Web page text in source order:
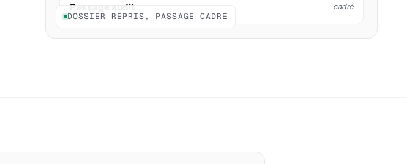
Passage audit
cadré
DOSSIER REPRIS, PASSAGE CADRÉ